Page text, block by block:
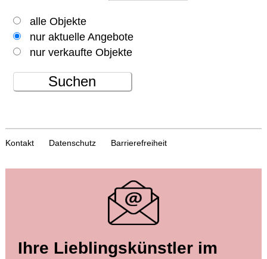
alle Objekte
nur aktuelle Angebote
nur verkaufte Objekte
Suchen
Kontakt Datenschutz Barrierefreiheit
Ihre Lieblingskünstler im